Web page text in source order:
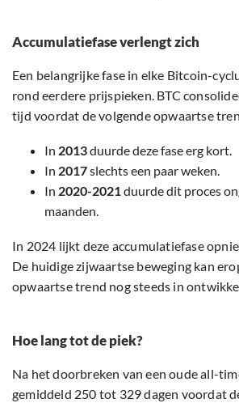
Accumulatiefase verlengt zich
Een belangrijke fase in elke Bitcoin-
rond eerdere prijspieken. BTC
tijd voordat de volgende opwaartse
In 2013duurde deze fase erg kort.
In 2017slechts een paar weken.
In 2020-2021duurde dit proces
maanden.
In 2024 lijkt deze accumulatiefase
De huidige zijwaartse beweging kan
opwaartse trend nog steeds in
Hoe lang tot de piek?
Na het doorbreken van een oude all-
gemiddeld 250 tot 329 dagen voordat